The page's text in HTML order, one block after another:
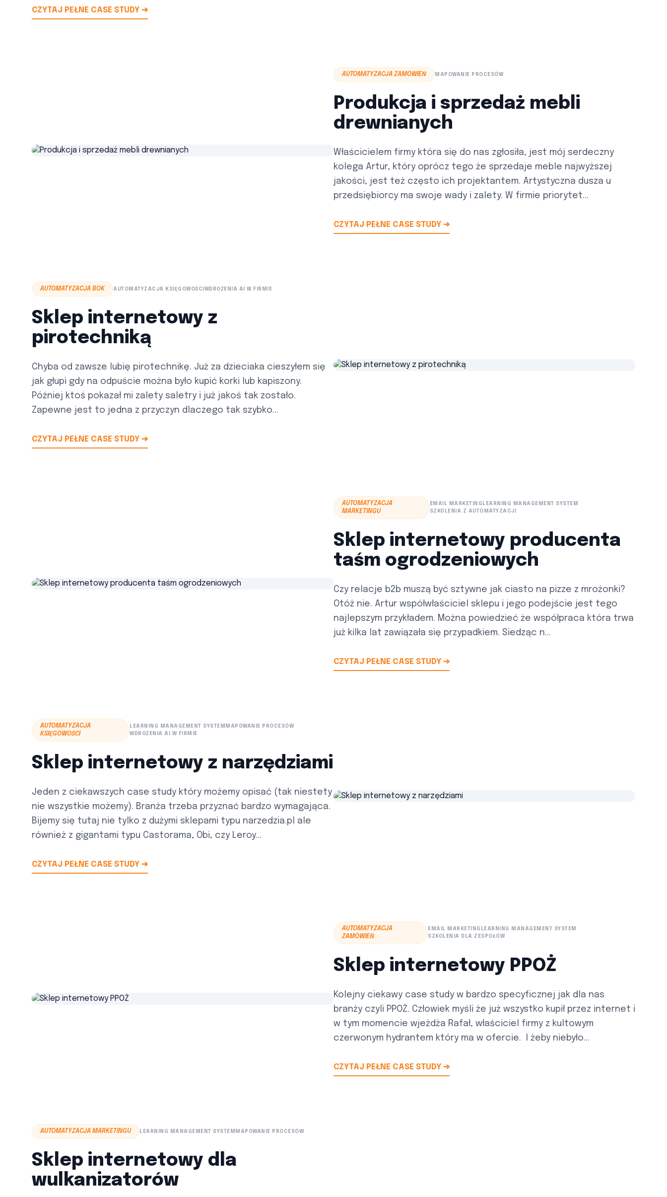
CZYTAJ PEŁNE CASE STUDY ➔
AUTOMATYZACJA ZAMÓWIEŃ MAPOWANIE PROCESÓW
Produkcja i sprzedaż mebli
drewnianych
Właścicielem firmy która się do nas zgłosiła, jest mój serdeczny
kolega Artur, który oprócz tego że sprzedaje meble najwyższej
jakości, jest też często ich projektantem. Artystyczna dusza u
przedsiębiorcy ma swoje wady i zalety. W firmie priorytet...
CZYTAJ PEŁNE CASE STUDY ➔
AUTOMATYZACJA BOK AUTOMATYZACJA KSIĘGOWOŚCI WDROŻENIA AI W FIRMIE
Sklep internetowy z
pirotechniką
Chyba od zawsze lubię pirotechnikę. Już za dzieciaka cieszyłem się
jak głupi gdy na odpuście można było kupić korki lub kapiszony.
Później ktoś pokazał mi zalety saletry i już jakoś tak zostało.
Zapewne jest to jedna z przyczyn dlaczego tak szybko...
CZYTAJ PEŁNE CASE STUDY ➔
AUTOMATYZACJA
MARKETINGU
EMAIL MARKETING LEARNING MANAGEMENT SYSTEM
SZKOLENIA Z AUTOMATYZACJI
Sklep internetowy producenta
taśm ogrodzeniowych
Czy relacje b2b muszą być sztywne jak ciasto na pizze z mrożonki?
Otóż nie. Artur współwłaściciel sklepu i jego podejście jest tego
najlepszym przykładem. Można powiedzieć że współpraca która trwa
już kilka lat zawiązała się przypadkiem. Siedząc n...
CZYTAJ PEŁNE CASE STUDY ➔
AUTOMATYZACJA
KSIĘGOWOŚCI
LEARNING MANAGEMENT SYSTEM MAPOWANIE PROCESÓW
WDROŻENIA AI W FIRMIE
Sklep internetowy z narzędziami
Jeden z ciekawszych case study który możemy opisać (tak niestety
nie wszystkie możemy). Branża trzeba przyznać bardzo wymagająca.
Bijemy się tutaj nie tylko z dużymi sklepami typu narzedzia.pl ale
również z gigantami typu Castorama, Obi, czy Leroy...
CZYTAJ PEŁNE CASE STUDY ➔
AUTOMATYZACJA
ZAMÓWIEŃ
EMAIL MARKETING LEARNING MANAGEMENT SYSTEM
SZKOLENIA DLA ZESPOŁÓW
Sklep internetowy PPOŻ
Kolejny ciekawy case study w bardzo specyficznej jak dla nas
branży czyli PPOŻ. Człowiek myśli że już wszystko kupił przez internet i
w tym momencie wjeżdża Rafał, właściciel firmy z kultowym
czerwonym hydrantem który ma w ofercie. I żeby niebyło...
CZYTAJ PEŁNE CASE STUDY ➔
AUTOMATYZACJA MARKETINGU LEARNING MANAGEMENT SYSTEM MAPOWANIE PROCESÓW
Sklep internetowy dla
wulkanizatorów